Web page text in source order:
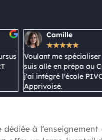
l'illustration je
pendant 1 ans et
au Crayon
Caen . je
à